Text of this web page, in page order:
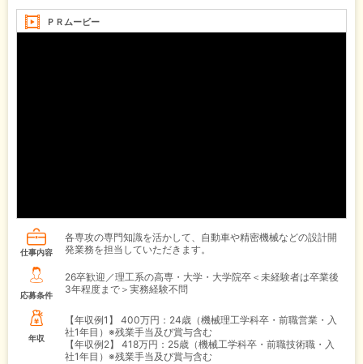
ＰＲムービー
仕事内容
各専攻の専門知識を活かして、自動車や精密機械などの設計開
発業務を担当していただきます。
応募条件
26卒歓迎／理工系の高専・大学・大学院卒＜未経験者は卒業後
3年程度まで＞実務経験不問
年収
【年収例1】
400万円：24歳（機械理工学科卒・前職営業・入
社1年目）※残業手当及び賞与含む
【年収例2】
418万円：25歳（機械工学科卒・前職技術職・入
社1年目）※残業手当及び賞与含む